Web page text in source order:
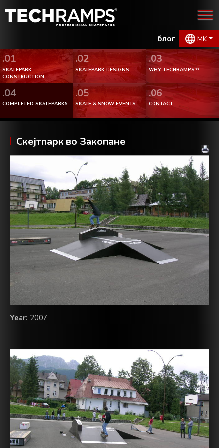
блог MK
.01
SKATEPARK
CONSTRUCTION
.02
SKATEPARK DESIGNS
.03
WHY TECHRAMPS??
.04
COMPLETED SKATEPARKS
.05
SKATE & SNOW EVENTS
.06
CONTACT
Скејтпарк во Закопане
Year: 2007